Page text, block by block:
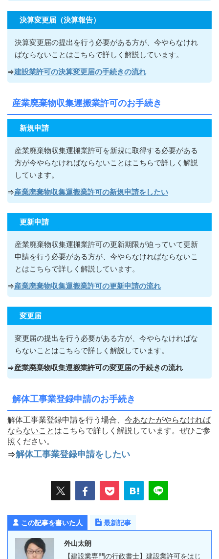
決算変更届（決算報告）
決算変更届の提出を行う必要がある方が 、今やらなけれ
ばならないこ とはこちらで詳しく解説しています。
⇒建設業許可の決算変更届の手続きの流れ
産業廃棄物収集運搬業許可のお手続き
新規申請
産業廃棄物収集運搬業許可を新規に取得する必要がある
方が今やらなければならないこ とはこちらで詳しく解説
しています。
⇒産業廃棄物収集運搬業許可の新規申請をしたい
更新申請
産業廃棄物収集運搬業許可の更新期限が迫っていて更新
申請を行う必要がある方が 、今やらなければならないこ
とはこちらで詳しく解説しています。
⇒産業廃棄物収集運搬業許可の更新申請の流れ
変更届
変更届の提出を行う必要がある方が 、今やらなければな
らないこ とはこちらで詳しく解説しています。
⇒産業廃棄物収集運搬業許可の変更届の手続きの流れ
解体工事業登録申請のお手続き
解体工事業登録申請を行う場合、 今あなたがやらなければ
ならないこ と はこちらで詳しく解説しています。ぜひご参
照ください。
⇒解体工事業登録申請をしたい
この記事を書いた人 最新記事
外山太朗
【建設業専門の行政書士】建設業許可をはじ